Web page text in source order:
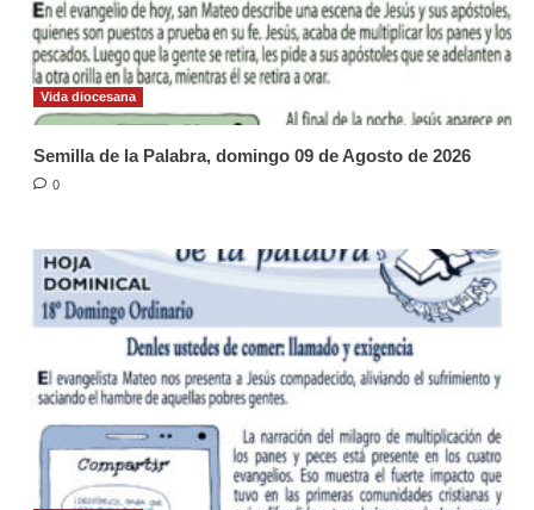
Vida diocesana
Semilla de la Palabra, domingo 09 de Agosto de 2026
0